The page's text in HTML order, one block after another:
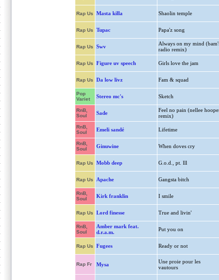
Rap Us Masta killa Shaolin temple
Rap Us Tupac Papa'z song
Rap Us Swv
Always on my mind
radio remix)
Rap Us Figure uv speech Girls love the jam
Rap Us Da low livz Fam & squad
Pop
Variet
Stereo mc's Sketch
RnB,
Soul
Sade
Feel no pain (nellee
remix)
RnB,
Soul
Emeli sandé Lifetime
RnB,
Soul
Ginuwine When doves cry
Rap Us Mobb deep G.o.d., pt. lll
Rap Us Apache Gangsta bitch
RnB,
Soul
Kirk franklin I smile
Rap Us Lord finesse True and livin'
RnB,
Soul
Amber mark feat.
d.r.a.m.
Put you on
Rap Us Fugees Ready or not
Rap Fr Mysa
Une proie pour les
vautours